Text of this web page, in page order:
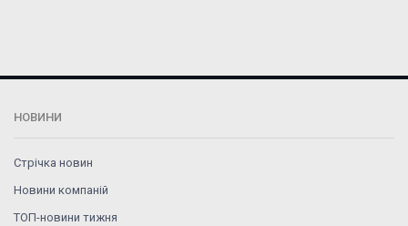
НОВИНИ
Стрічка новин
Новини компаній
ТОП-новини тижня